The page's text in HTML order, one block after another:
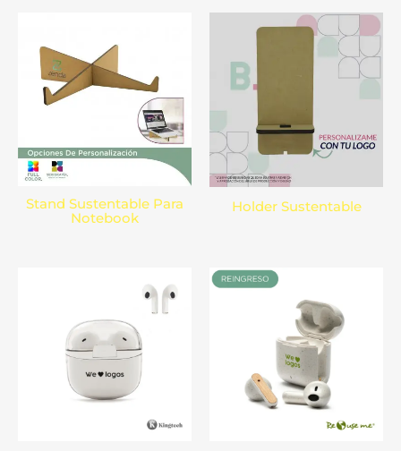
Stand Sustentable Para
Notebook
Holder Sustentable